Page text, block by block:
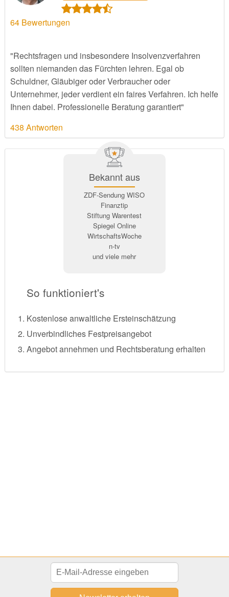
64Bewertungen
"Rechtsfragen und insbesondere Insolvenzverfahren
sollten niemanden das Fürchten lehren. Egal ob
Schuldner, Gläubiger oder Verbraucher oder
Unternehmer, jeder verdient ein faires Verfahren. Ich helfe
Ihnen dabei. Professionelle Beratung garantiert"
438 Antworten
Bekannt aus
ZDF-Sendung WISO
Finanztip
Stiftung Warentest
Spiegel Online
WirtschaftsWoche
n-tv
und viele mehr
So funktioniert's
Kostenlose anwaltliche Ersteinschätzung
Unverbindliches Festpreisangebot
Angebot annehmen und Rechtsberatung erhalten